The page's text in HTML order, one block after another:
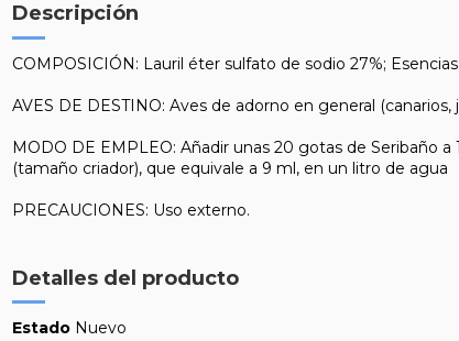
Descripción
COMPOSICIÓN: Lauril éter sulfato de sodio 27%;
AVES DE DESTINO: Aves de adorno en general
MODO DE EMPLEO: Añadir unas 20 gotas de Seribaño
(tamaño criador), que equivale a 9 ml, en un litro de agua
PRECAUCIONES: Uso externo.
Detalles del producto
Estado Nuevo